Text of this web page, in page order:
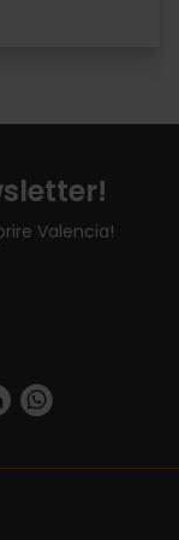
Valencia!
user/
VisitaValencia
company/turismo-valencia/
https://api.whatsapp.com/send/